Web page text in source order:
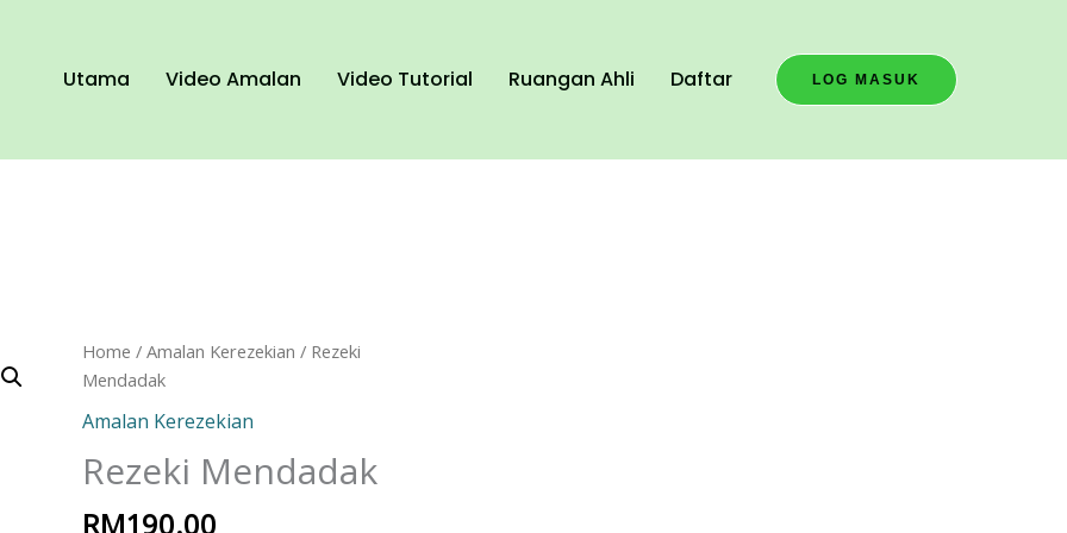
Utama Video Amalan Video Tutorial Ruangan Ahli Daftar LOG MASUK
Home /Amalan Kerezekian / Rezeki
Mendadak
Amalan Kerezekian
Rezeki Mendadak
RM190.00
Rezeki
Mendadak
quantity